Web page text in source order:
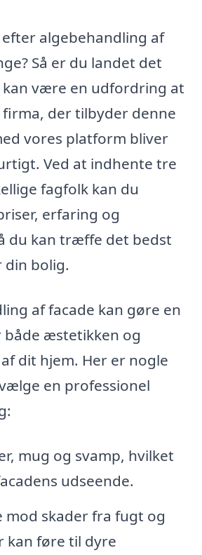
algebehandling af
Så er du landet det
være en udfordring at
der tilbyder denne
vores platform bliver
Ved at indhente tre
fagfolk kan du
erfaring og
du kan træffe det bedst
din bolig.
af facade kan gøre en
æstetikken og
dit hjem. Her er nogle
en professionel
mug og svamp, hvilket
udseende.
mod skader fra fugt og
kan føre til dyre